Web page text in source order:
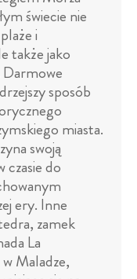
świecie nie
i
także jako
Darmowe
sposób
miasta.
swoją
czasie do
ery. Inne
zamek
La
Maladze,